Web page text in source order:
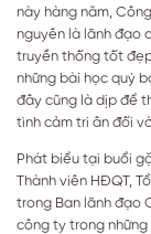
này hàng năm,
nguyên là lãnh đạo
truyền thống tốt
những bài học quý
đây cũng là dịp để
tình cảm tri ân đối
Phát biểu tại buổi
Thành viên HĐQT,
trong Ban lãnh đạo
công ty trong